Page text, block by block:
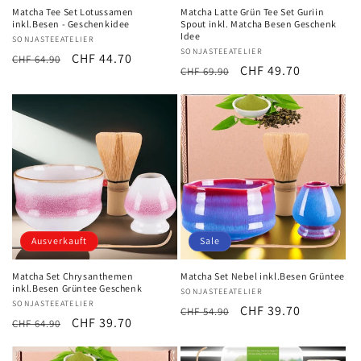
Matcha Tee Set Lotussamen
inkl.Besen - Geschenkidee
Anbieter:
SONJASTEEATELIER
Normaler
CHF 64.90 Verkaufspreis
CHF 44.70
Matcha Latte Grün Tee Set Guriin
Spout inkl. Matcha Besen Geschenk
Idee
Anbieter:
SONJASTEEATELIER
Normaler
Preis
CHF 69.90 Verkaufspreis
CHF 49.70
Ausverkauft
Matcha Set Chrysanthemen
inkl.Besen Grüntee Geschenk
Anbieter:
SONJASTEEATELIER
Normaler
Preis
CHF 64.90 Verkaufspreis
CHF 39.70
Sale
Matcha Set Nebel inkl.Besen Grüntee
Anbieter:
SONJASTEEATELIER
Normaler
CHF 54.90 Verkaufspreis
CHF 39.70